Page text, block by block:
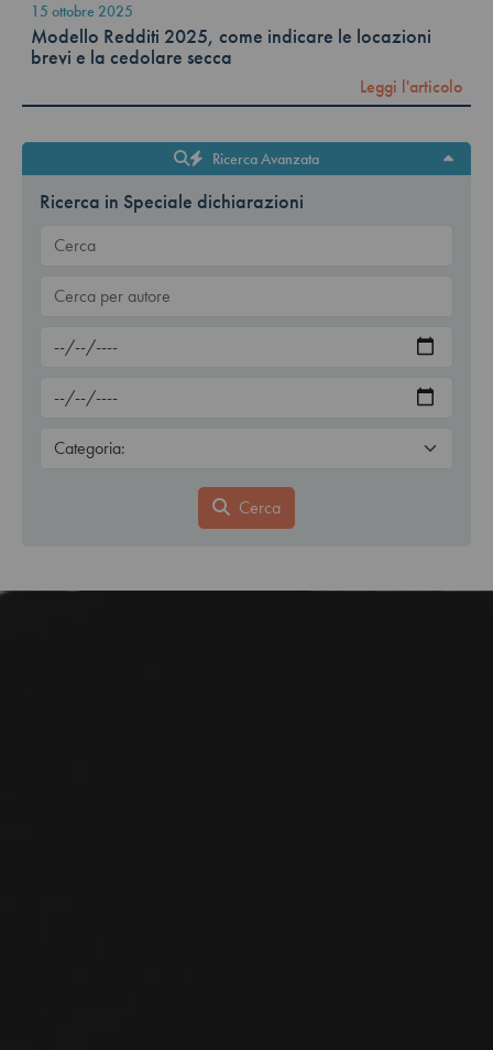
15 ottobre 2025
Modello Redditi 2025, come indicare le locazioni
brevi e la cedolare secca
Leggi l'articolo
Ricerca Avanzata
Ricerca in Speciale dichiarazioni
Cerca